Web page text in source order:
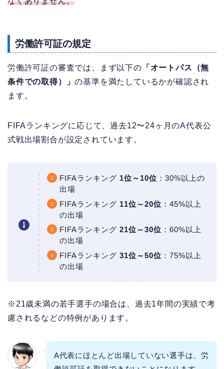
労働許可証の規定
労働許可証の審査では、まず以下の 「オートパス（無
条件での取得）」の基準を満たしているかが確認され
ます。
FIFAランキングに応じて、過去12〜24ヶ月のA代表公
式戦出場割合が設定されています。
FIFAランキング 1位～10位 ：30%以上の
出場
FIFAランキング 11位～20位 ：45%以上
の出場
FIFAランキング 21位～30位 ：60%以上
の出場
FIFAランキング 31位～50位 ：75%以上
の出場
※21歳未満の若手選手の場合は、過去1年間の実績で考
慮されるなどの特例があります。
A代表にほとんど出場していない選手は、労